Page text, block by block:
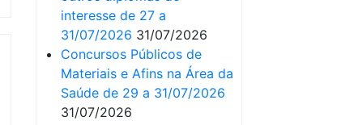
interesse de 27 a
31/07/2026 31/07/2026
Concursos Públicos de
Materiais e Afins na Área da
Saúde de 29 a 31/07/2026
31/07/2026